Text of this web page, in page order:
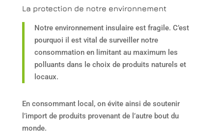
La protection de notre environnement
Notre environnement insulaire est fragile. C’est
pourquoi il est vital de surveiller notre
consommation en limitant au maximum les
polluants dans le choix de produits naturels et
locaux.
En consommant local, on évite ainsi de soutenir
l’import de produits provenant de l’autre bout du
monde.